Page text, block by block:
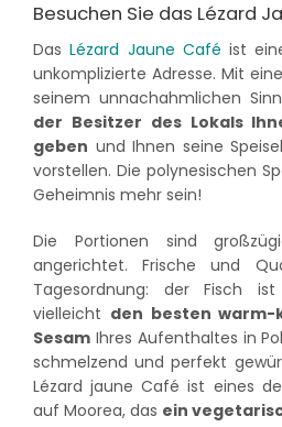
Besuchen Sie das Lézard
DasLézard Jaune Café ist
unkomplizierte Adresse. Mit
seinem unnachahmlichen
der Besitzer des Lokals
geben und Ihnen seine
vorstellen. Die polynesischen
Geheimnis mehr sein!
Die Portionen sind
angerichtet. Frische und
Tagesordnung: der Fisch
vielleicht den besten
Sesam Ihres Aufenthaltes in
schmelzend und perfekt
Lézard jaune Café ist eines
auf Moorea, das ein